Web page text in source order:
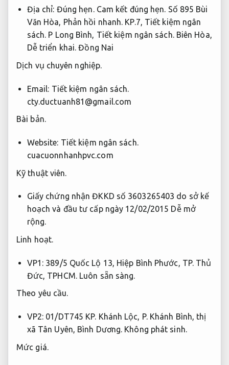
Địa chỉ: Đúng hẹn. Cam kết đúng hẹn. Số 895 Bùi
Văn Hòa, Phản hồi nhanh. KP.7, Tiết kiệm ngân
sách. P Long Bình, Tiết kiệm ngân sách.Biên Hòa,
Dễ triển khai. Đồng Nai
Dịch vụ chuyên nghiệp.
Email: Tiết kiệm ngân sách.
cty.ductuanh81@gmail.com
Bài bản.
Website: Tiết kiệm ngân sách.
cuacuonnhanhpvc.com
Kỹ thuật viên.
Giấy chứng nhận ĐKKD số 3603265403 do sở kế
hoạch và đầu tư cấp ngày 12/02/2015 Dễ mở
rộng.
Linh hoạt.
VP1: 389/5 Quốc Lộ 13, Hiệp Bình Phước, TP. Thủ
Đức, TPHCM. Luôn sẵn sàng.
Theo yêu cầu.
VP2: 01/DT745 KP. Khánh Lộc, P. Khánh Bình, thị
xã Tân Uyên, Bình Dương. Không phát sinh.
Mức giá.